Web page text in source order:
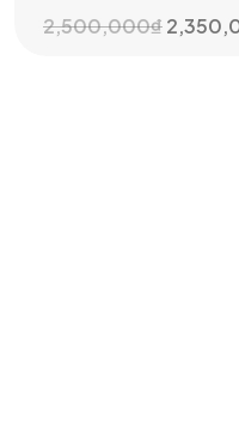
2,500,000₫